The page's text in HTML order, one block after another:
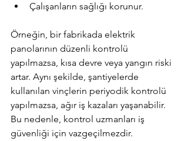
Çalışanların sağlığı korunur.
Örneğin, bir fabrikada elektrik
panolarının düzenli kontrolü
yapılmazsa, kısa devre veya yangın riski
artar. Aynı şekilde, şantiyelerde
kullanılan vinçlerin periyodik kontrolü
yapılmazsa, ağır iş kazaları yaşanabilir.
Bu nedenle, kontrol uzmanları iş
güvenliği için vazgeçilmezdir.